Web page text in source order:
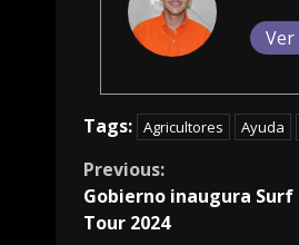
Tags: Agricultores Ayuda
Continue
Reading
Previous:
Gobierno inaugura Surf
Tour 2024